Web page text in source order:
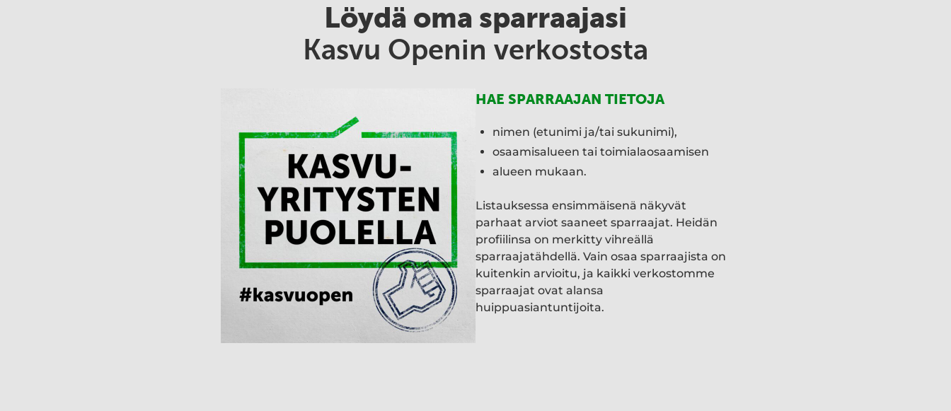
Löydä oma sparraajasi
Kasvu Openin verkostosta
HAE SPARRAAJAN TIETOJA
nimen (etunimi ja/tai sukunimi),
osaamisalueen tai toimialaosaamisen
alueen mukaan.
Listauksessa ensimmäisenä näkyvät
parhaat arviot saaneet sparraajat. Heidän
profiilinsa on merkitty vihreällä
sparraajatähdellä. Vain osaa sparraajista on
kuitenkin arvioitu, ja kaikki verkostomme
sparraajat ovat alansa
huippuasiantuntijoita.